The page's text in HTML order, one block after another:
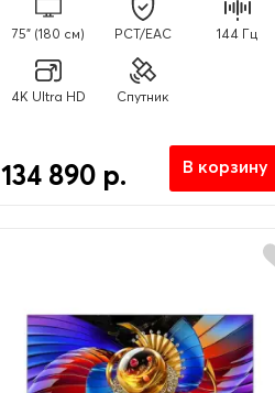
75" (180 см) PCT/EAC 144 Гц
4K Ultra HD Спутник
134 890 р. В корзину